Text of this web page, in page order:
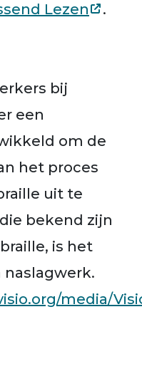
Lezen .
bij
een
om de
het proces
uit te
bekend zijn
is het
naslagwerk.
media/